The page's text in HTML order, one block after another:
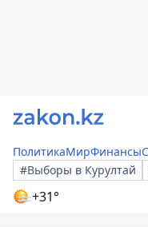
ПолитикаМирФинансы
#Выборы в Курултай
+31°